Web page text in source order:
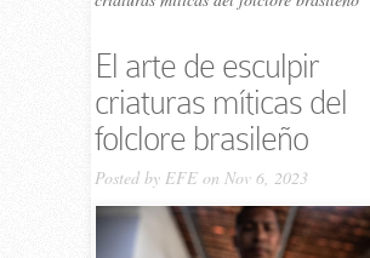
El arte de esculpir
criaturas míticas del
folclore brasileño
Posted by EFEon Nov 6, 2023